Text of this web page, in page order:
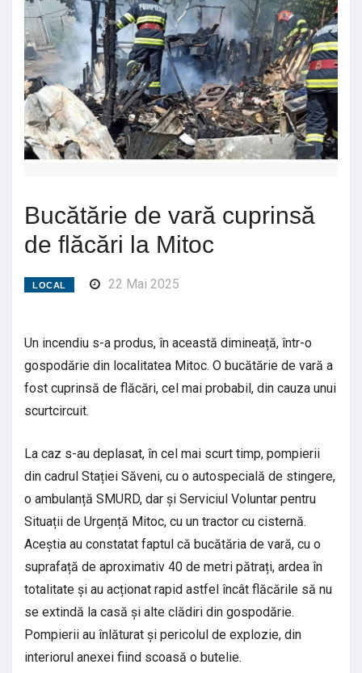
Bucătărie de vară cuprinsă
de flăcări la Mitoc
LOCAL 22 Mai 2025
Un incendiu s-a produs, în această dimineață, într-o
gospodărie din localitatea Mitoc. O bucătărie de vară a
fost cuprinsă de flăcări, cel mai probabil, din cauza unui
scurtcircuit.
La caz s-au deplasat, în cel mai scurt timp, pompierii
din cadrul Stației Săveni, cu o autospecială de stingere,
o ambulanță SMURD, dar și Serviciul Voluntar pentru
Situații de Urgență Mitoc, cu un tractor cu cisternă.
Aceștia au constatat faptul că bucătăria de vară, cu o
suprafață de aproximativ 40 de metri pătrați, ardea în
totalitate și au acționat rapid astfel încât flăcările să nu
se extindă la casă și alte clădiri din gospodărie.
Pompierii au înlăturat și pericolul de explozie, din
interiorul anexei fiind scoasă o butelie.